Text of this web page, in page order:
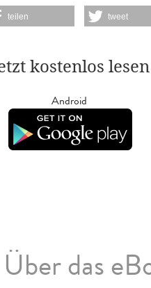
teilen tweet
kostenlos
Android
Über das